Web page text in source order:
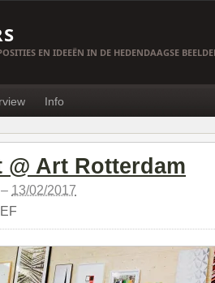
EN IDEEËN IN DE HEDENDAAGSE
Info
@ Art Rotterdam
– 13/02/2017